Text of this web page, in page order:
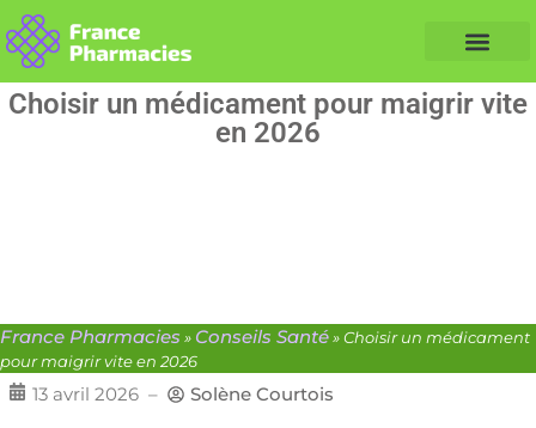
Choisir un médicament pour maigrir vite
en 2026
France Pharmacies » Conseils Santé»Choisir un médicament
pour maigrir vite en 2026
13 avril 2026 –
Solène Courtois